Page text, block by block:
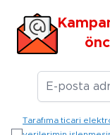
Tarafıma ticari